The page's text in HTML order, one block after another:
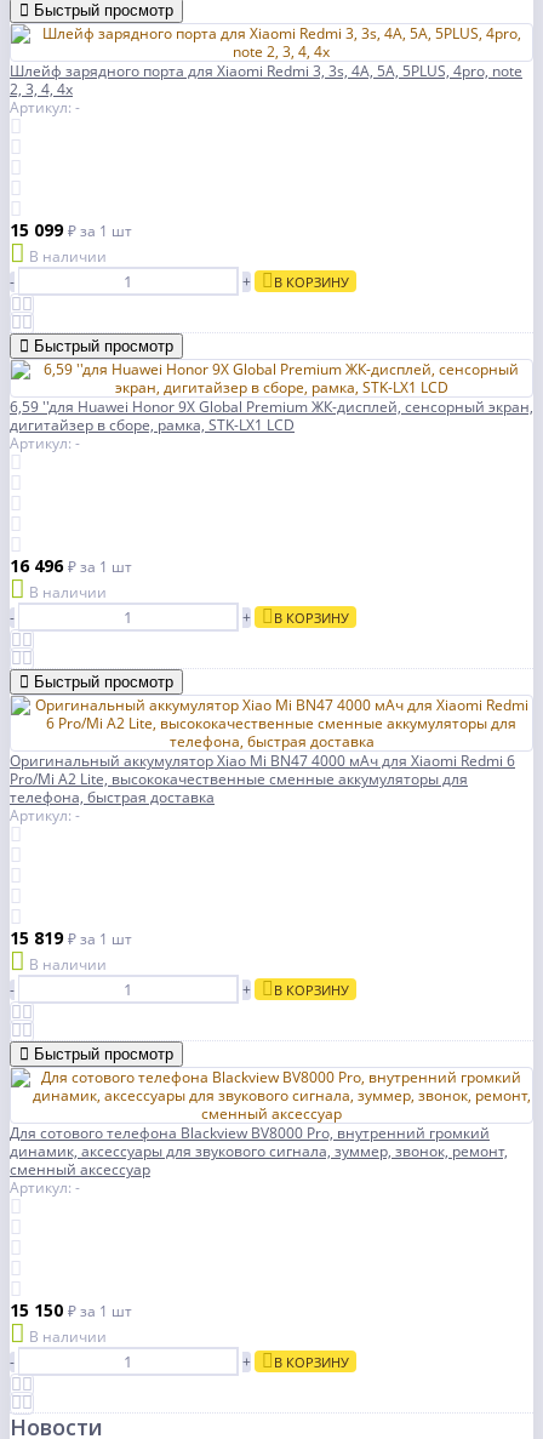
Быстрый просмотр
Шлейф зарядного порта для Xiaomi Redmi 3, 3s, 4A, 5A, 5PLUS, 4pro, note
2, 3, 4, 4x
Артикул: -
15 099₽за 1 шт
В наличии
-
+ В КОРЗИНУ
Быстрый просмотр
6,59 ''для Huawei Honor 9X Global Premium ЖК-дисплей, сенсорный экран,
дигитайзер в сборе, рамка, STK-LX1 LCD
Артикул: -
16 496₽за 1 шт
В наличии
-
+ В КОРЗИНУ
Быстрый просмотр
Оригинальный аккумулятор Xiao Mi BN47 4000 мАч для Xiaomi Redmi 6
Pro/Mi A2 Lite, высококачественные сменные аккумуляторы для
телефона, быстрая доставка
Артикул: -
15 819₽за 1 шт
В наличии
-
+ В КОРЗИНУ
Быстрый просмотр
Для сотового телефона Blackview BV8000 Pro, внутренний громкий
динамик, аксессуары для звукового сигнала, зуммер, звонок, ремонт,
сменный аксессуар
Артикул: -
15 150 ₽за 1 шт
В наличии
-
+ В КОРЗИНУ
Новости